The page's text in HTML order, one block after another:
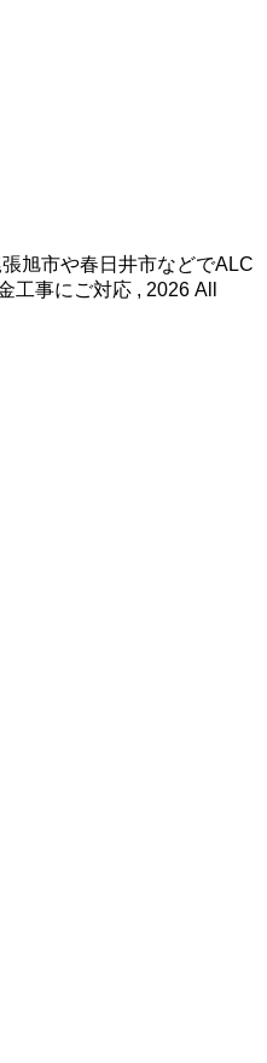
旭市や春日井市などでALC
工事にご対応 , 2026 All